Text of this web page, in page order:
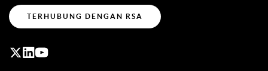
TERHUBUNG DENGAN RSA